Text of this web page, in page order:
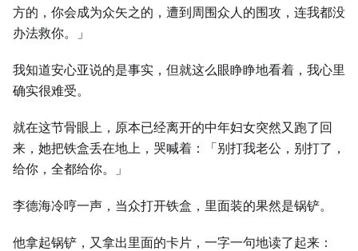
方的，你会成为众矢之的，遭到周围众人的围攻，连我都没
办法救你。」
我知道安心亚说的是事实，但就这么眼睁睁地看着，我心里
确实很难受。
就在这节骨眼上，原本已经离开的中年妇女突然又跑了回
来，她把铁盒丢在地上，哭喊着：「别打我老公，别打了，
给你，全都给你。」
李德海冷哼一声，当众打开铁盒，里面装的果然是锅铲。
他拿起锅铲，又拿出里面的卡片，一字一句地读了起来：